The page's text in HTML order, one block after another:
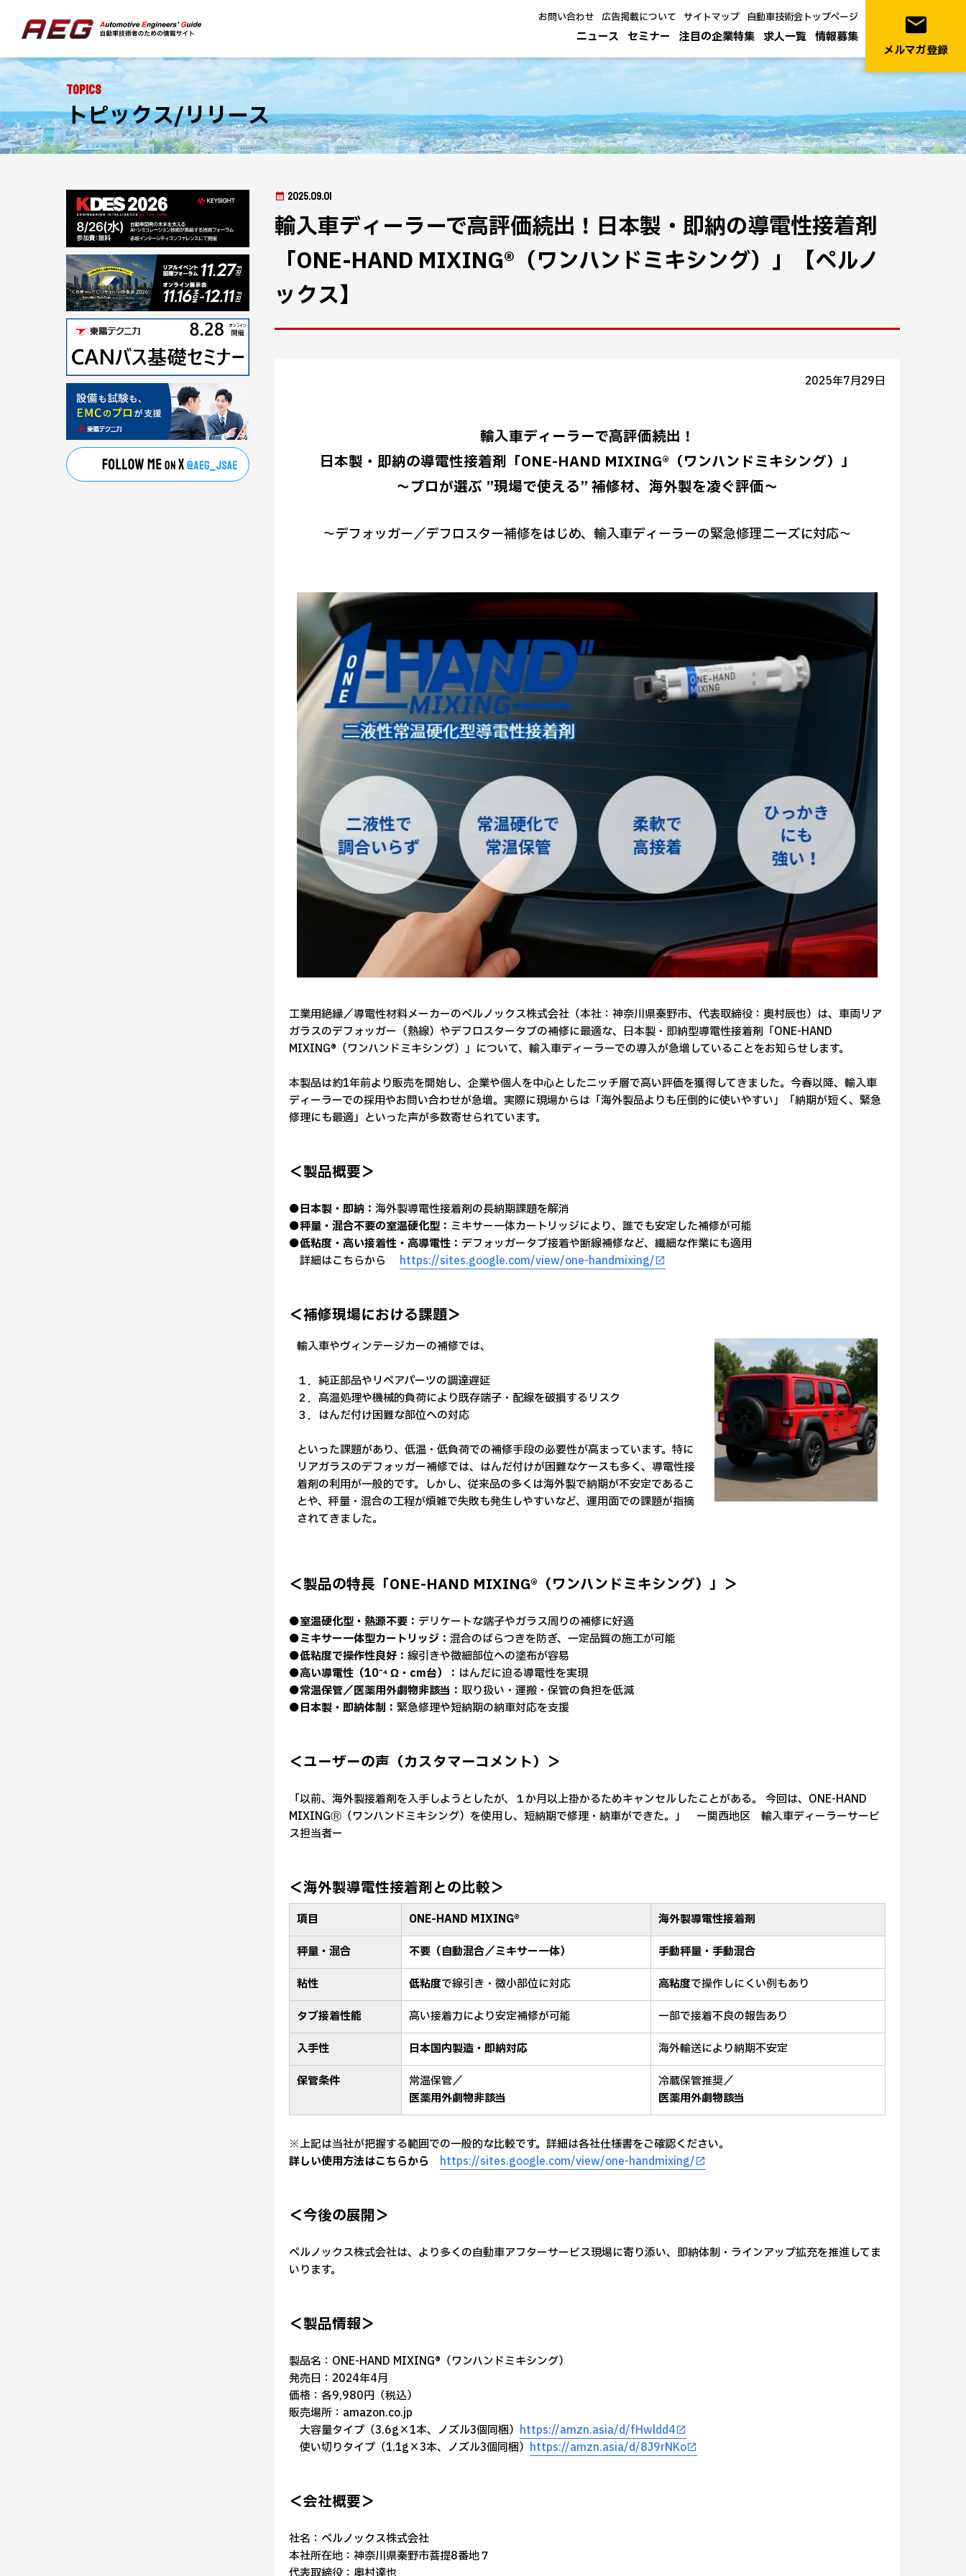
ニュース セミナー 注目の企業特集 求人一覧 情報募集
お問い合わせ 広告掲載について サイトマップ 自動車技術会トップページ email
メルマガ登録
Topics
トピックス/リリース
2025.09.01
輸入車ディーラーで高評価続出！日本製・即納の導電性接着剤
「ONE-HAND MIXING®（ワンハンドミキシング）」【ペルノ
ックス】
2025年7月29日
輸入車ディーラーで高評価続出！
日本製・即納の導電性接着剤「ONE-HAND MIXING®（ワンハンドミキシング）」
～プロが選ぶ ”現場で使える” 補修材、海外製を凌ぐ評価～
～デフォッガー／デフロスター補修をはじめ、輸入車ディーラーの緊急修理ニーズに対応～
工業用絶縁／導電性材料メーカーのペルノックス株式会社（本社：神奈川県秦野市、代表取締役：奥村辰也）は、車両リア
ガラスのデフォッガー（熱線）やデフロスタータブの補修に最適な、日本製・即納型導電性接着剤「ONE-HAND
MIXING®（ワンハンドミキシング）」について、輸入車ディーラーでの導入が急増していることをお知らせします。
本製品は約1年前より販売を開始し、企業や個人を中心としたニッチ層で高い評価を獲得してきました。今春以降、輸入車
ディーラーでの採用やお問い合わせが急増。実際に現場からは「海外製品よりも圧倒的に使いやすい」「納期が短く、緊急
修理にも最適」といった声が多数寄せられています。
＜製品概要＞
●日本製・即納： 海外製導電性接着剤の長納期課題を解消
●秤量・混合不要の室温硬化型： ミキサー一体カートリッジにより、誰でも安定した補修が可能
●低粘度・高い接着性・高導電性： デフォッガータブ接着や断線補修など、繊細な作業にも適用
詳細はこちらから https://sites.google.com/view/one-handmixing/
＜補修現場における課題＞
輸入車やヴィンテージカーの補修では、
１．純正部品やリペアパーツの調達遅延
２．高温処理や機械的負荷により既存端子・配線を破損するリスク
３．はんだ付け困難な部位への対応
といった課題があり、低温・低負荷での補修手段の必要性が高まっています。特に
リアガラスのデフォッガー補修では、はんだ付けが困難なケースも多く、導電性接
着剤の利用が一般的です。しかし、従来品の多くは海外製で納期が不安定であるこ
とや、秤量・混合の工程が煩雑で失敗も発生しやすいなど、運用面での課題が指摘
されてきました。
＜製品の特長「ONE-HAND MIXING®（ワンハンドミキシング）」＞
●室温硬化型・熱源不要： デリケートな端子やガラス周りの補修に好適
●ミキサー一体型カートリッジ： 混合のばらつきを防ぎ、一定品質の施工が可能
●低粘度で操作性良好： 線引きや微細部位への塗布が容易
●高い導電性（10⁻⁴ Ω・cm台）： はんだに迫る導電性を実現
●常温保管／医薬用外劇物非該当： 取り扱い・運搬・保管の負担を低減
●日本製・即納体制： 緊急修理や短納期の納車対応を支援
＜ユーザーの声（カスタマーコメント）＞
「以前、海外製接着剤を入手しようとしたが、１か月以上掛かるためキャンセルしたことがある。 今回は、ONE-HAND
MIXINGⓇ（ワンハンドミキシング）を使用し、短納期で修理・納車ができた。」 ー関西地区 輸入車ディーラーサービ
ス担当者ー
＜海外製導電性接着剤との比較＞
項目 ONE-HAND MIXING®
海外製導電性接着剤
秤量・混合
不要（自動混合／ミキサー一体）
手動秤量・手動混合
粘性
低粘度で線引き・微小部位に対応 高粘度で操作しにくい例もあり
タブ接着性能
高い接着力により安定補修が可能
一部で接着不良の報告あり
入手性
日本国内製造・即納対応
海外輸送により納期不安定
保管条件
常温保管／
医薬用外劇物非該当
冷蔵保管推奨／
医薬用外劇物該当
※上記は当社が把握する範囲での一般的な比較です。詳細は各社仕様書をご確認ください。
詳しい使用方法はこちらから
https://sites.google.com/view/one-handmixing/
＜今後の展開＞
ペルノックス株式会社は、より多くの自動車アフターサービス現場に寄り添い、即納体制・ラインアップ拡充を推進してま
いります。
＜製品情報＞
製品名：ONE-HAND MIXING®（ワンハンドミキシング）
発売日：2024年4月
価格：各9,980円（税込）
販売場所：amazon.co.jp
大容量タイプ（3.6g×1本、ノズル3個同梱） https://amzn.asia/d/fHwldd4
使い切りタイプ（1.1g×3本、ノズル3個同梱） https://amzn.asia/d/8J9rNKo
＜会社概要＞
社名：ペルノックス株式会社
本社所在地：神奈川県秦野市菩提8番地７